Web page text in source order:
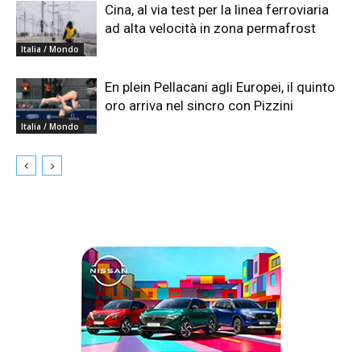
Italia / Mondo
Cina, al via test per la linea ferroviaria
ad alta velocità in zona permafrost
Italia / Mondo
En plein Pellacani agli Europei, il quinto
oro arriva nel sincro con Pizzini